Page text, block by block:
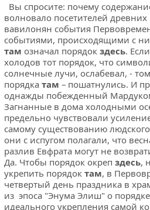
Вы спросите: почему
волновало посетителей
вавилонян события
событиями, происходящими с
там означал порядок здесь.
холодов тот порядок, что
солнечные лучи, ослабевал, -
порядка там – пошатнулись. И
однажды побежденный
Загнанные в дома холодными
предельно чувствовали
самому существованию
они с испугом полагали, что
разлив Евфрата могут не
Да. Чтобы порядок окреп здесь,
укрепить порядок там, в
четвертый день праздника в
из эпоса "Энума Элиш" о
идеального укрепления самой